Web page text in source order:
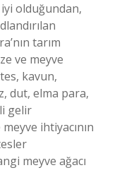
olduğundan,
tarım
ve meyve
kavun,
dut, elma para,
gelir
ihtiyacının
meyve ağacı